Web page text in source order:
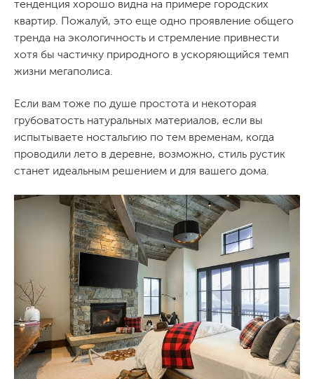
тенденция хорошо видна на примере городских
квартир. Пожалуй, это еще одно проявление общего
тренда на экологичность и стремление привнести
хотя бы частичку природного в ускоряющийся темп
жизни мегаполиса.
Если вам тоже по душе простота и некоторая
грубоватость натуральных материалов, если вы
испытываете ностальгию по тем временам, когда
проводили лето в деревне, возможно, стиль рустик
станет идеальным решением и для вашего дома.